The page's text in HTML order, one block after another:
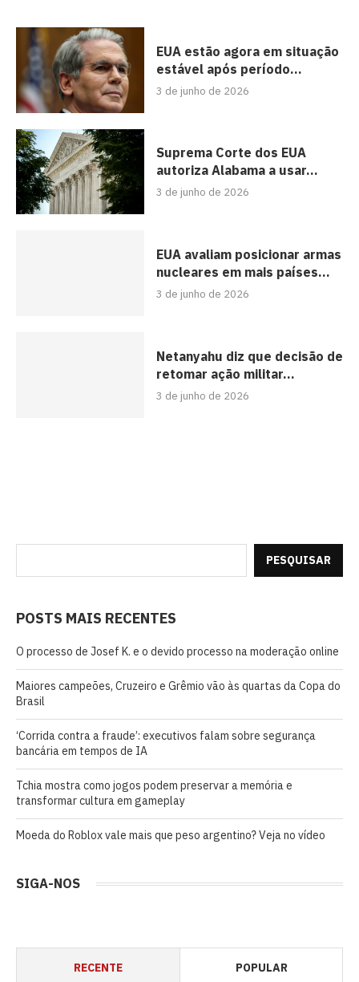
EUA estão agora em situação
estável após período...
3 de junho de 2026
Suprema Corte dos EUA
autoriza Alabama a usar...
3 de junho de 2026
EUA avaliam posicionar armas
nucleares em mais países...
3 de junho de 2026
Netanyahu diz que decisão de
retomar ação militar...
3 de junho de 2026
PESQUISAR
POSTS MAIS RECENTES
O processo de Josef K. e o devido processo na moderação online
Maiores campeões, Cruzeiro e Grêmio vão às quartas da Copa do
Brasil
‘Corrida contra a fraude’: executivos falam sobre segurança
bancária em tempos de IA
Tchia mostra como jogos podem preservar a memória e
transformar cultura em gameplay
Moeda do Roblox vale mais que peso argentino? Veja no vídeo
SIGA-NOS
RECENTE POPULAR